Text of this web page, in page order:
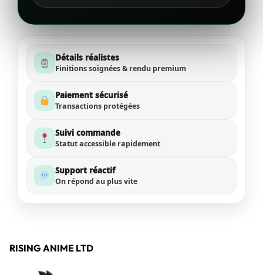
Détails réalistes
Finitions soignées & rendu premium
Paiement sécurisé
Transactions protégées
Suivi commande
Statut accessible rapidement
Support réactif
On répond au plus vite
RISING ANIME LTD